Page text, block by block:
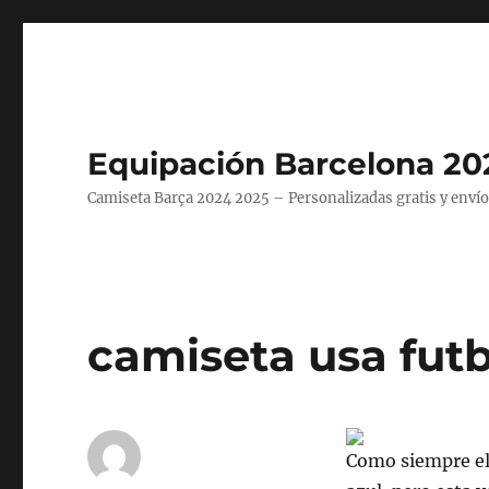
Equipación Barcelona
Camiseta Barça 2024 2025 – Personalizadas gratis y
camiseta usa
Como siempre